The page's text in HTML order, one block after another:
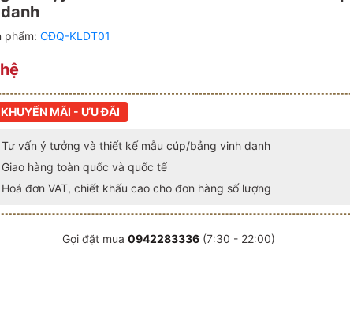
phẩm: CĐQ-KLDT01
KHUYẾN MÃI - ƯU ĐÃI
Tư vấn ý tưởng và thiết kế mẫu cúp/bảng vinh danh
Giao hàng toàn quốc và quốc tế
Hoá đơn VAT, chiết khấu cao cho đơn hàng số lượng
Gọi đặt mua 0942283336 (7:30 - 22:00)